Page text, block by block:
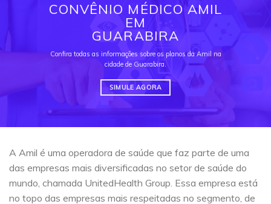
CONVÊNIO MÉDICO AMIL
EM
GUARABIRA
Confira todas as informações sobre os planos da Amil na
cidade de Guarabira.
SIMULE AGORA
A Amil é uma operadora de saúde que faz parte de uma
das empresas mais diversificadas no setor de saúde do
mundo, chamada UnitedHealth Group. Essa empresa está
no topo das empresas mais respeitadas no segmento, de